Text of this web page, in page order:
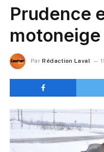
Prudence
motoneige
Par Rédaction Laval